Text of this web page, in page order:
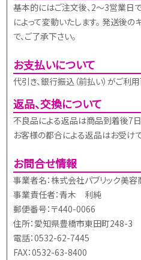
基本的にはご注文後、2～3営業日
によって変動いたします。 発送後
で、ご了承下さい。
お支払いについて
代引き、銀行振込（前払い）がご利用
返品、交換について
不良品による返品は商品到着後7日
お客様の都合による返品はお受け
お問合せ情報
事業者名：株式会社パブリック美容
事業責任者：青木 利純
郵便番号：〒440-0066
住所：愛知県豊橋市東田町248-3
電話：0532-62-7445
FAX：0532-63-8400